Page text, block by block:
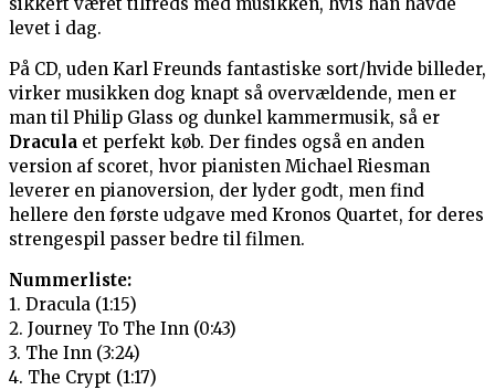
levet i dag.
På CD, uden Karl Freunds fantastiske sort/hvide billeder,
virker musikken dog knapt så overvældende, men er
man til Philip Glass og dunkel kammermusik, så er
Dracula et perfekt køb. Der findes også en anden
version af scoret, hvor pianisten Michael Riesman
leverer en pianoversion, der lyder godt, men find
hellere den første udgave med Kronos Quartet, for deres
strengespil passer bedre til filmen.
Nummerliste:
1. Dracula (1:15)
2. Journey To The Inn (0:43)
3. The Inn (3:24)
4. The Crypt (1:17)